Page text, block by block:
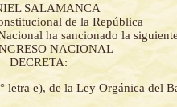
SALAMANCA
de la República
ha sancionado la
NACIONAL
DECRETA:
letra e), de la Ley Orgánica del